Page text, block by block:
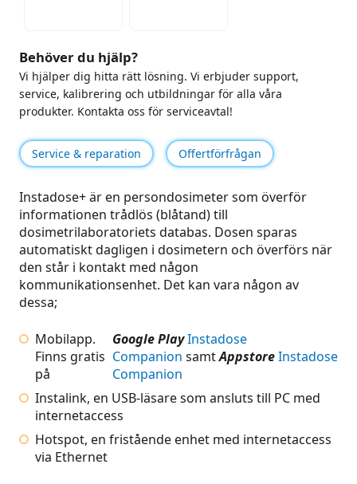
Behöver du hjälp?
Vi hjälper dig hitta rätt lösning. Vi erbjuder support,
service, kalibrering och utbildningar för alla våra
produkter. Kontakta oss för serviceavtal!
Service & reparation Offertförfrågan
Instadose+ är en persondosimeter som överför
informationen trådlös (blåtand) till
dosimetrilaboratoriets databas. Dosen sparas
automatiskt dagligen i dosimetern och överförs när
den står i kontakt med någon
kommunikationsenhet. Det kan vara någon av
dessa;
Mobilapp.
Finns gratis
på
Google PlayInstadose
Companion samtAppstoreInstadose
Companion
Instalink, en USB-läsare som ansluts till PC med
internetaccess
Hotspot, en fristående enhet med internetaccess
via Ethernet